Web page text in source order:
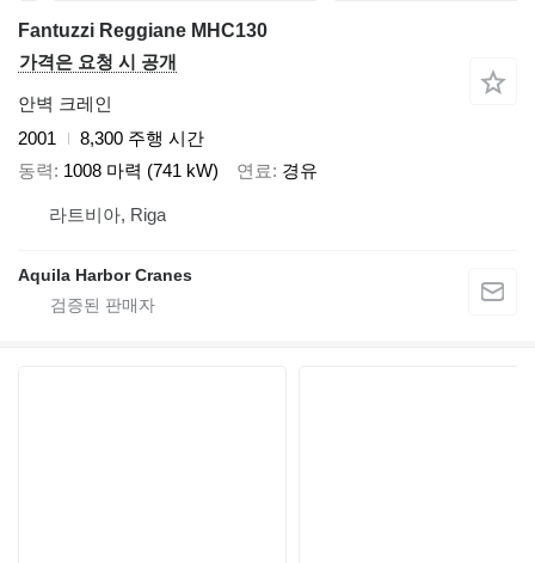
Fantuzzi Reggiane MHC130
가격은 요청 시 공개
안벽 크레인
2001
8,300 주행 시간
동력
1008 마력 (741 kW) 연료 경유
라트비아, Riga
Aquila Harbor Cranes